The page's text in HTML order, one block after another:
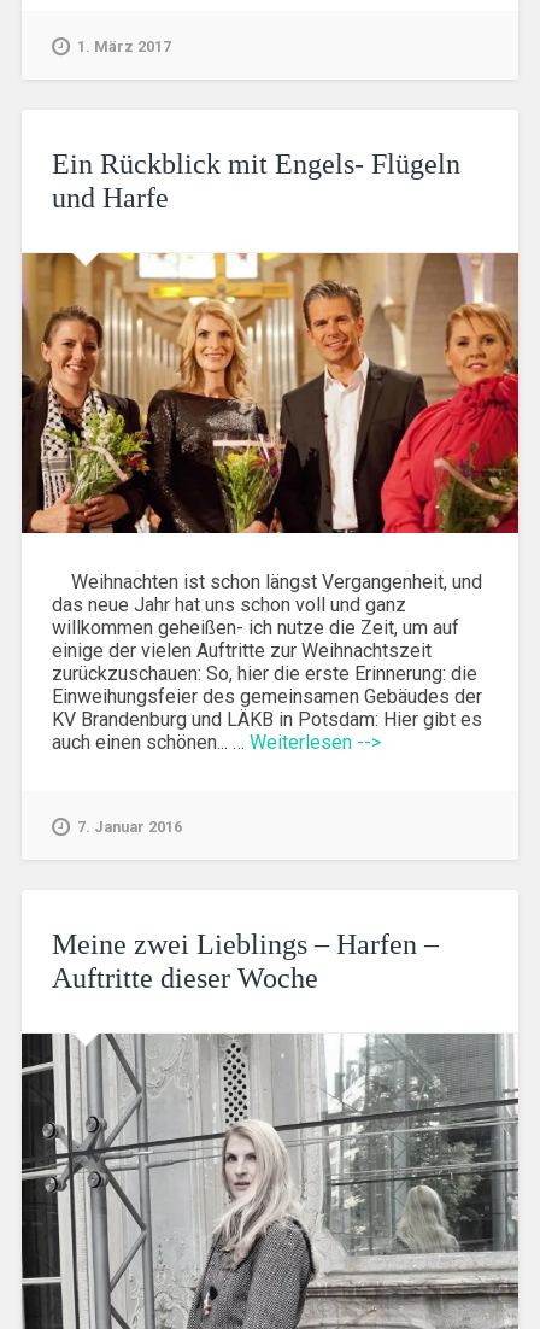
1. März 2017
Ein Rückblick mit Engels- Flügeln
und Harfe
Weihnachten ist schon längst Vergangenheit, und
das neue Jahr hat uns schon voll und ganz
willkommen geheißen- ich nutze die Zeit, um auf
einige der vielen Auftritte zur Weihnachtszeit
zurückzuschauen: So, hier die erste Erinnerung: die
Einweihungsfeier des gemeinsamen Gebäudes der
KV Brandenburg und LÄKB in Potsdam: Hier gibt es
auch einen schönen... … Weiterlesen -->
7. Januar 2016
Meine zwei Lieblings – Harfen –
Auftritte dieser Woche